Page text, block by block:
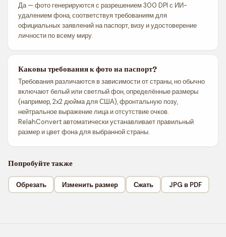
Да — фото генерируются с разрешением 300 DPI с ИИ-
удалением фона, соответствуя требованиям для
официальных заявлений на паспорт, визу и удостоверение
личности по всему миру.
Каковы требования к фото на паспорт?
Требования различаются в зависимости от страны, но обычно
включают белый или светлый фон, определённые размеры
(например, 2x2 дюйма для США), фронтальную позу,
нейтральное выражение лица и отсутствие очков.
RelahConvert автоматически устанавливает правильный
размер и цвет фона для выбранной страны.
Попробуйте также
Обрезать Изменить размер Сжать JPG в PDF